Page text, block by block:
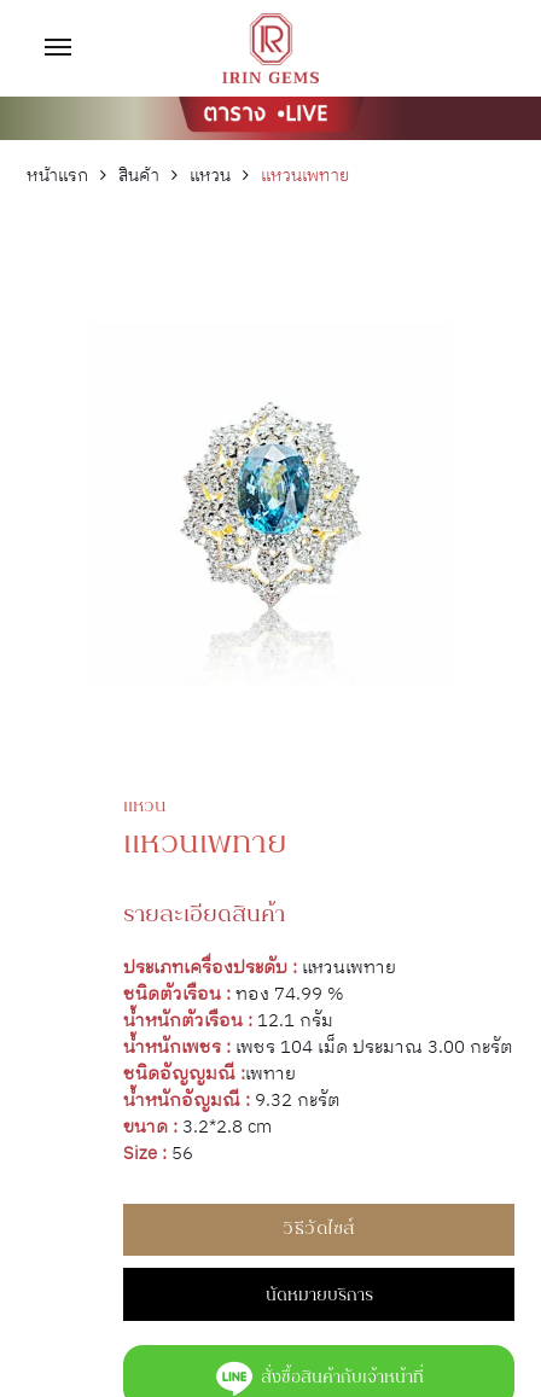
หน้าแรก สินค้า แหวน แหวนเพทาย
แหวน
แหวนเพทาย
รายละเอียดสินค้า
ประเภทเครื่องประดับ : แหวนเพทาย
ชนิดตัวเรือน :ทอง 74.99 %
น้ำหนักตัวเรือน : 12.1 กรัม
น้ำหนักเพชร : เพชร 104 เม็ด ประมาณ 3.00 กะรัต
ชนิดอัญญมณี :เพทาย
น้ำหนักอัญมณี : 9.32 กะรัต
ขนาด : 3.2*2.8 cm
Size : 56
วิธีวัดไซส์
นัดหมายบริการ
สั่งซื้อสินค้ากับเจ้าหน้าที่